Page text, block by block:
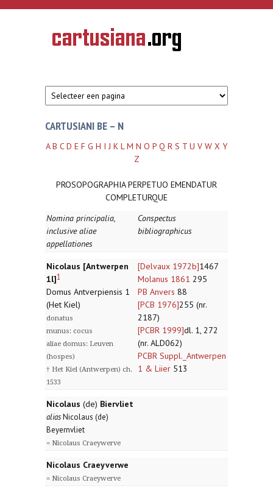
Overslaan en naar de inhoud gaan
CARTUSIANA
Geschiedenis
van de
CARTUSIANI BE – N
A B C D E F G H I J K L M N O P Q R S T U V W X Y
Z
PROSOPOGRAPHIA PERPETUO EMENDATUR
COMPLETURQUE
Nomina principalia,
inclusive aliae
appellationes
Conspectus
bibliographicus
Nicolaus [Antwerpen
1l]1
Domus Antverpiensis 1
(Het Kiel)
donatus
munus: cocus
aliae domus: Leuven
(hospes)
† Het Kiel (Antwerpen) ch.
1533
[Delvaux 1972b]1467
Molanus 1861 295
PB Anvers 88
[PCB 1976]255 (nr.
2187)
[PCBR 1999]dl. 1, 272
(nr. ALD062)
PCBR Suppl._Antwerpen
1 & Liier 513
Nicolaus (de) Biervliet
aliasNicolaus (de)
Beyernvliet
= Nicolaus Craeywerve
Nicolaus Craeyverwe
= Nicolaus Craeywerve